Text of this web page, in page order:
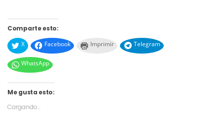
Comparte esto:
X
Facebook Imprimir Telegram
WhatsApp
Me gusta esto:
Cargando...